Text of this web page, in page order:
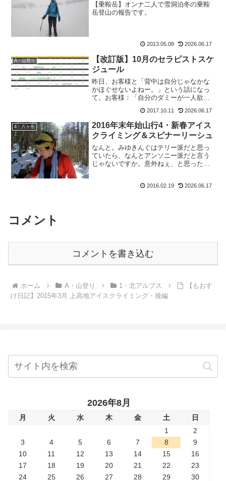
【乗鞍岳】オンナ二人で雪洞泊冬の乗鞍
岳登山の報告です。
2013.05.08 2026.06.17
A・山登り
【改訂版】10月のセラピストスケ
ジュール
昨日、お客様と「背中は自分じゃなかな
かほぐせないよねー。」という話になっ
て。お客様：「自分のダミーが一人欲し
ー。」お：「そしたら、もう一人の自分
に背中をほぐしてもらえるからね。」
も：「え。アタシだったらダ...
2017.10.11 2026.06.17
4・八ヶ岳
2016年末年始山行4・新春アイス
クライミング＆スピナーリーシュ
なんと。みゆきんぐはテリー派だと思っ
ていたら、なんとアンソニー派だと言う
じゃないですか。意外ねぇ、と思ったも
読みふけっていて更新さぼっておりまし
2016.02.19 2026.06.17
コメント
コメントを書き込む
ホーム A・山登り 1・北アルプス
【もおす
け日記】2015年3月 上高地アイスクライミング・後編
2026年8月
月 火 水 木 金 土
日
1
2
3
4 5 6 7 8
9
10
11 12 13 14 15
16
17
18 19 20 21 22
23
24
25 26 27 28 29 30